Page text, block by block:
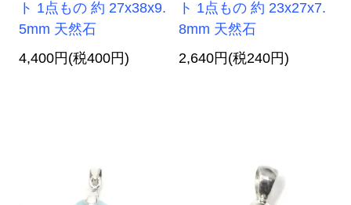
ト 1点もの 約 27x38x9.
5mm 天然石
4,400円(税400円)
ト 1点もの 約 23x27x7.
8mm 天然石
2,640円(税240円)